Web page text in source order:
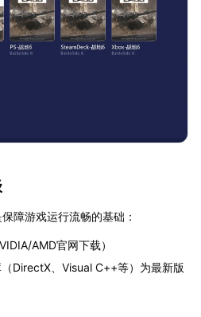
障游戏运行流畅的基础：
AMD官网下载）
DirectX、Visual C++等）为最新版